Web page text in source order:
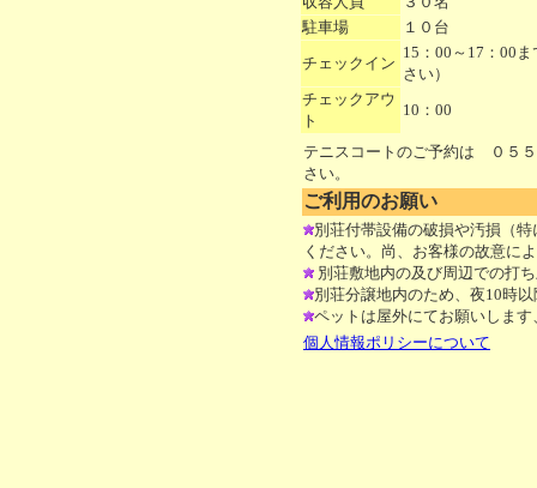
駐車場
１０台
チェックイン
15：00～17：00
さい）
チェックアウ
ト
10：00
テニスコートのご予約は ０５
さい。
ご利用のお願い
別荘付帯設備の破損や汚損（
ください。尚、お客様の故意に
別荘敷地内の及び周辺での打
別荘分譲地内のため、夜10時
ペットは屋外にてお願いしま
個人情報ポリシーについて